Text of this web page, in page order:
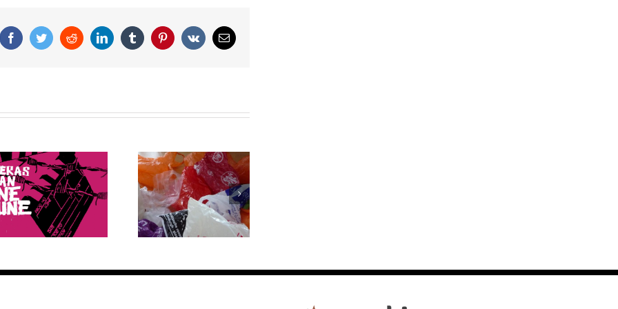
FacebookTwitterRedditLinkedInTumblrPinterestVk
Correo
electrónico
Bolsas de plástico: 5
datos que debes
saber sobre su
producción y
consumo
¿Cuáles fueron las
reacciones en el
mundo ante el retiro
de EE.UU. del
Acuerdo de París?